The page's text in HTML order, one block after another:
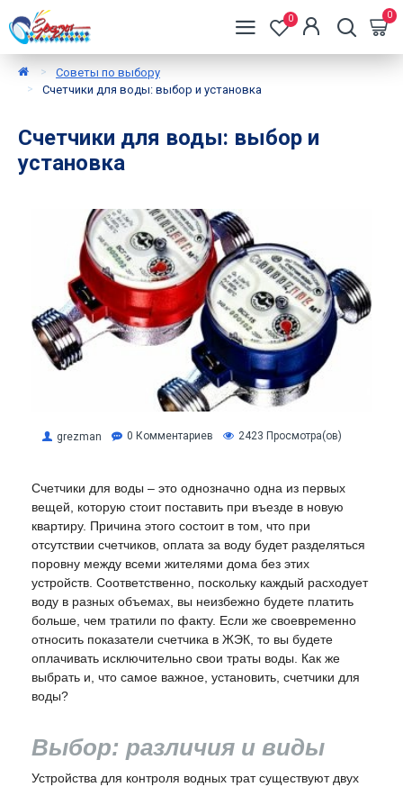
0 0
Советы по выбору
Счетчики для воды: выбор и установка
Счетчики для воды: выбор и
установка
grezman 0 Комментариев 2423 Просмотра(ов)
Счетчики для воды – это однозначно одна из первых
вещей, которую стоит поставить при въезде в новую
квартиру. Причина этого состоит в том, что при
отсутствии счетчиков, оплата за воду будет разделяться
поровну между всеми жителями дома без этих
устройств. Соответственно, поскольку каждый расходует
воду в разных объемах, вы неизбежно будете платить
больше, чем тратили по факту. Если же своевременно
относить показатели счетчика в ЖЭК, то вы будете
оплачивать исключительно свои траты воды. Как же
выбрать и, что самое важное, установить, счетчики для
воды?
Выбор: различия и виды
Устройства для контроля водных трат существуют двух